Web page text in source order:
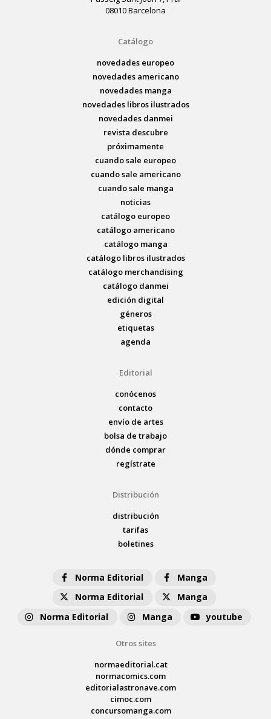
08010 Barcelona
Catálogo
novedades europeo
novedades americano
novedades manga
novedades libros ilustrados
novedades danmei
revista descubre
próximamente
cuando sale europeo
cuando sale americano
cuando sale manga
noticias
catálogo europeo
catálogo americano
catálogo manga
catálogo libros ilustrados
catálogo merchandising
catálogo danmei
edición digital
géneros
etiquetas
agenda
Editorial
conócenos
contacto
envío de artes
bolsa de trabajo
dónde comprar
regístrate
Distribución
distribución
tarifas
boletines
Norma Editorial
Manga
Norma Editorial
Manga
Norma Editorial
Manga youtube
Otros sites
normaeditorial.cat
normacomics.com
editorialastronave.com
cimoc.com
concursomanga.com